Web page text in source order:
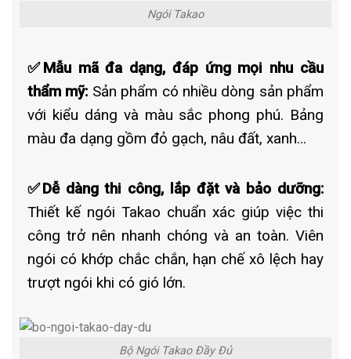
Ngói Takao
✅Mẫu mã đa dạng, đáp ứng mọi nhu cầu
thẩm mỹ: Sản phẩm có nhiều dòng sản phẩm
với kiểu dáng và màu sắc phong phú. Bảng
màu đa dạng gồm đỏ gạch, nâu đất, xanh…
✅Dễ dàng thi công, lắp đặt và bảo dưỡng:
Thiết kế ngói Takao chuẩn xác giúp việc thi
công trở nên nhanh chóng và an toàn. Viên
ngói có khớp chắc chắn, hạn chế xô lệch hay
trượt ngói khi có gió lớn.
Bộ Ngói Takao Đầy Đủ